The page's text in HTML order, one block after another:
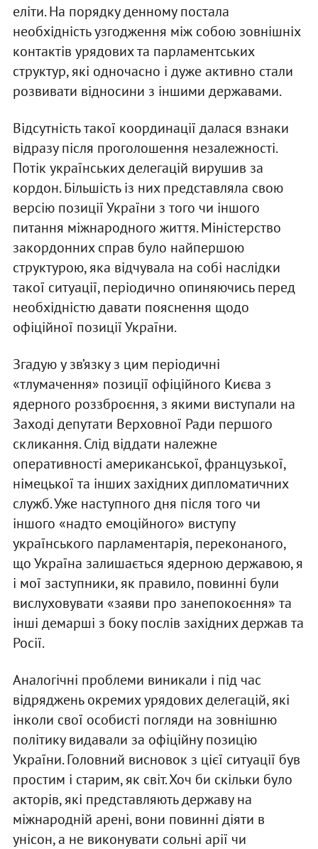
еліти. На порядку денному постала
необхідність узгодження між собою зовнішніх
контактів урядових та парламентських
структур, які одночасно і дуже активно стали
розвивати відносини з іншими державами.
Відсутність такої координації далася взнаки
відразу після проголошення незалежності.
Потік українських делегацій вирушив за
кордон. Більшість із них представляла свою
версію позиції України з того чи іншого
питання міжнародного життя. Міністерство
закордонних справ було найпершою
структурою, яка відчувала на собі наслідки
такої ситуації, періодично опиняючись перед
необхідністю давати пояснення щодо
офіційної позиції України.
Згадую у зв’язку з цим періодичні
«тлумачення» позиції офіційного Києва з
ядерного роззброєння, з якими виступали на
Заході депутати Верховної Ради першого
скликання. Слід віддати належне
оперативності американської, французької,
німецької та інших західних дипломатичних
служб. Уже наступного дня після того чи
іншого «надто емоційного» виступу
українського парламентарія, переконаного,
що Україна залишається ядерною державою, я
і мої заступники, як правило, повинні були
вислуховувати «заяви про занепокоєння» та
інші демарші з боку послів західних держав та
Росії.
Аналогічні проблеми виникали і під час
відряджень окремих урядових делегацій, які
інколи свої особисті погляди на зов­нішню
політику видавали за офіційну позицію
України. Голов­ний висновок з цієї ситуації був
простим і старим, як світ. Хоч би скільки було
акторів, які представляють державу на
міжнародній арені, вони повинні діяти в
унісон, а не виконувати сольні арії чи